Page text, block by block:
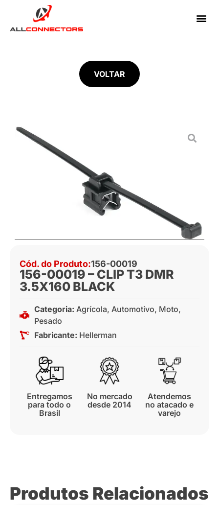
VOLTAR
Cód. do Produto:156-00019
156-00019 – CLIP T3 DMR
3.5X160 BLACK
Categoria: Agrícola, Automotivo, Moto,
Pesado
Fabricante: Hellerman
Entregamos
para todo o
Brasil
No mercado
desde 2014
Atendemos
no atacado e
varejo
Produtos Relacionados